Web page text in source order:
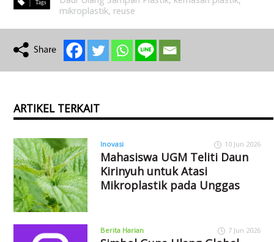
mikroplastik, reuse
ARTIKEL TERKAIT
Inovasi 10 Jun 2026
Mahasiswa UGM Teliti Daun
Kirinyuh untuk Atasi
Mikroplastik pada Unggas
Berita Harian 7 Jun 2026